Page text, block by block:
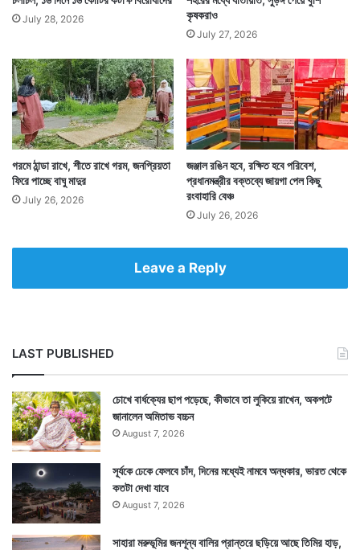
এতে কারও কাছে কিছু কোনওভাবে লুকোনো থাকলে তা ধরা পড়ে
যাবে। প্রযুক্তিকে কাজে লাগিয়ে সুরক্ষা ব্যবস্থাকে ঢেলে সাজাচ্ছে
তিহার কর্তৃপক্ষ। — সংবাদ সংস্থার সাহায্য নিয়ে লেখা
Tags National News
July 28, 2026
কৃষকরাও
July 27, 2026
গরমে ঠান্ডা রাখে, শীতে রাখে গরম, জনপ্রিয়তা
ফিরে পাচ্ছে বাঘু মাদুর
July 26, 2026
জঞ্জাল রঙিন হবে, রক্ষিত হবে পরিবেশ,
প্রধানমন্ত্রীর বক্তব্যে জায়গা পেল কিছু
রংবাহারি বেঞ্চ
July 26, 2026
Leave a Reply
LAST PUBLISHED
চোখে বার্ধক্যের ছাপ পড়েছে, কীভাবে তা লুকিয়ে রাখেন, অকপটে
জানালেন অমিতাভ বচ্চন
August 7, 2026
সূর্যকে ঢেকে ফেলবে চাঁদ, দিনের মধ্যেই নামবে অন্ধকার, ভারত থেকে
কতটা দেখা যাবে
August 7, 2026
সাহারা মরুভূমির জনশূন্য বালির প্রান্তরে ছড়িয়ে আছে তিমির হাড়,